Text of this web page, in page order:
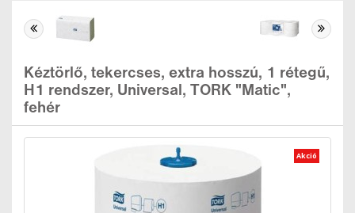
Kéztörlő, tekercses, extra hosszú, 1 rétegű,
H1 rendszer, Universal, TORK "Matic",
fehér
Akció